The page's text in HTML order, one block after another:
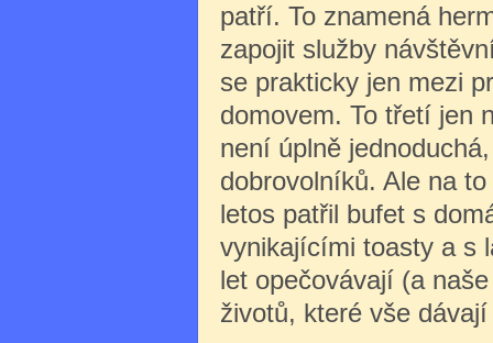
patří. To znamená
zapojit služby
se prakticky jen mezi
domovem. To třetí jen
není úplně
dobrovolníků. Ale na
letos patřil bufet s
vynikajícími toasty a s
let opečovávají (a
životů, které vše